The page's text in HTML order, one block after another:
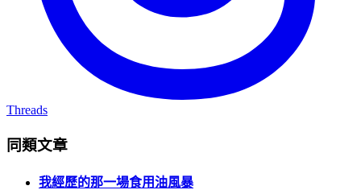
Threads
同類文章
我經歷的那一場食用油風暴